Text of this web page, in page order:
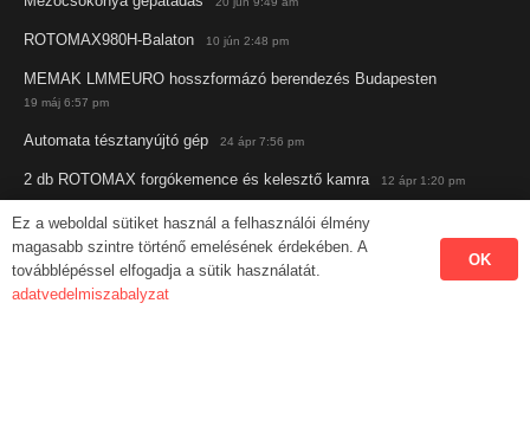
ROTOMAX980H-Balaton 10 jún 2:48 pm
MEMAK LMMEURO hosszformázó berendezés Budapesten
19 máj 6:57 pm
Automata tésztanyújtó gép 24 ápr 7:56 pm
2 db ROTOMAX forgókemence és kelesztő kamra 12 ápr 1:20 pm
Elérhetőségek
Ez a weboldal sütiket használ a felhasználói élmény
magasabb szintre történő emelésének érdekében. A
továbblépéssel elfogadja a sütik használatát.
adatvedelmiszabalyzat
OK